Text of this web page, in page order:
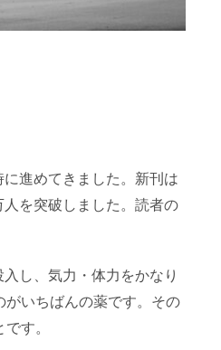
に進めてきました。新刊は
を突破しました。読者の
し、気力・体力をかなり
いちばんの薬です。その
す。